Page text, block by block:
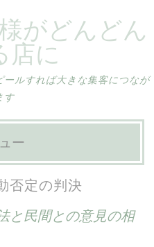
がどんどん
店に
ルすれば大きな集客につなが
す
ー
否定の判決
と民間との意見の相